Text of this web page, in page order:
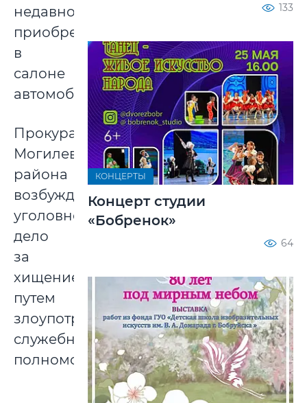
недавно
приобретенный
в
салоне
автомобиль.
Прокуратурой
Могилевского
района
возбуждено
уголовное
дело
за
хищение
путем
злоупотребления
служебными
полномочиями.
133
КОНЦЕРТЫ
Концерт студии
«Бобренок»
64